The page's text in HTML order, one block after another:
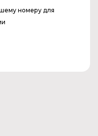
номеру для